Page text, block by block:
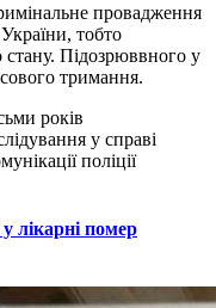
провадження
тобто
Підозрюввного у
тримання.
років
у справі
поліції
лікарні помер